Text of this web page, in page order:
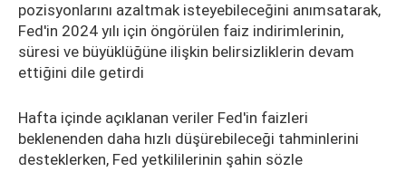
pozisyonlarını azaltmak isteyebileceğini anımsatarak,
Fed'in 2024 yılı için öngörülen faiz indirimlerinin,
süresi ve büyüklüğüne ilişkin belirsizliklerin devam
ettiğini dile getirdi
Hafta içinde açıklanan veriler Fed'in faizleri
beklenenden daha hızlı düşürebileceği tahminlerini
desteklerken, Fed yetkililerinin şahin sözle